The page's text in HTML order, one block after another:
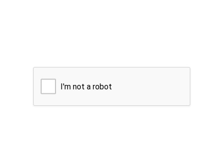
I'm not a robot